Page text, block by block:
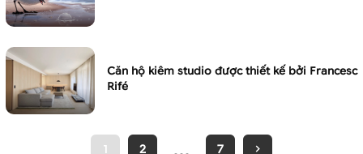
Căn hộ kiêm studio được thiết kế bởi Francesc
Rifé
1 2 … 7